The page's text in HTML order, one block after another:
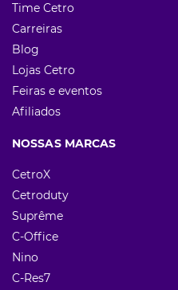
Time Cetro
Carreiras
Blog
Lojas Cetro
Feiras e eventos
Afiliados
NOSSAS MARCAS
CetroX
Cetroduty
Suprême
C-Office
Nino
C-Res7